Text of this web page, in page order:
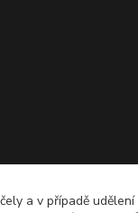
a v případě